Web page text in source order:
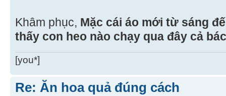
Khâm phục, Mặc cái áo mới từ sáng
thấy con heo nào chạy qua đây cả
[you*]
Re: Ăn hoa quả đúng cách